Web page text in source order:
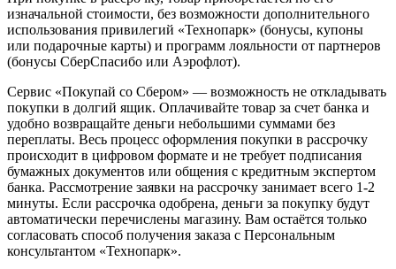
изначальной стоимости, без возможности дополнительного
использования привилегий «Технопарк» (бонусы, купоны
или подарочные карты) и программ лояльности от партнеров
(бонусы СберСпасибо или Аэрофлот).
Сервис «Покупай со Сбером» — возможность не откладывать
покупки в долгий ящик. Оплачивайте товар за счет банка и
удобно возвращайте деньги небольшими суммами без
переплаты. Весь процесс оформления покупки в рассрочку
происходит в цифровом формате и не требует подписания
бумажных документов или общения с кредитным экспертом
банка. Рассмотрение заявки на рассрочку занимает всего 1-2
минуты. Если рассрочка одобрена, деньги за покупку будут
автоматически перечислены магазину. Вам остаётся только
согласовать способ получения заказа с Персональным
консультантом «Технопарк».